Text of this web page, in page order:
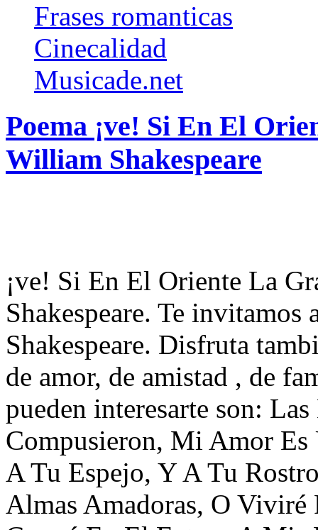
Frases romanticas
Cinecalidad
Musicade.net
Poema ¡ve! Si En El
William Shakespeare
¡ve! Si En El Oriente La
Shakespeare. Te
Shakespeare. Disfruta
de amor, de amistad , de
pueden interesarte son:
Compusieron, Mi Amor Es
A Tu Espejo, Y A Tu
Almas Amadoras, O